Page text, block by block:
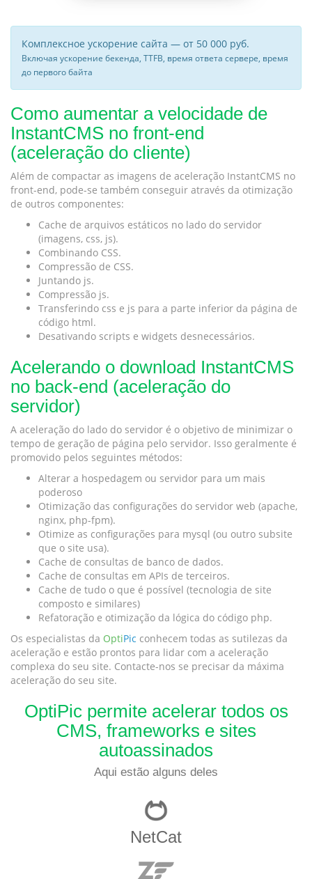
Комплексное ускорение сайта — от 50 000 руб.
Включая ускорение бекенда, TTFB, время ответа сервере, время
до первого байта
Como aumentar a velocidade de
InstantCMS no front-end
(aceleração do cliente)
Além de compactar as imagens de aceleração InstantCMS no
front-end, pode-se também conseguir através da otimização
de outros componentes:
Cache de arquivos estáticos no lado do servidor
(imagens, css, js).
Combinando CSS.
Compressão de CSS.
Juntando js.
Compressão js.
Transferindo css e js para a parte inferior da página de
código html.
Desativando scripts e widgets desnecessários.
Acelerando o download InstantCMS
no back-end (aceleração do
servidor)
A aceleração do lado do servidor é o objetivo de minimizar o
tempo de geração de página pelo servidor. Isso geralmente é
promovido pelos seguintes métodos:
Alterar a hospedagem ou servidor para um mais
poderoso
Otimização das configurações do servidor web (apache,
nginx, php-fpm).
Otimize as configurações para mysql (ou outro subsite
que o site usa).
Cache de consultas de banco de dados.
Cache de consultas em APIs de terceiros.
Cache de tudo o que é possível (tecnologia de site
composto e similares)
Refatoração e otimização da lógica do código php.
Os especialistas da OptiPic conhecem todas as sutilezas da
aceleração e estão prontos para lidar com a aceleração
complexa do seu site. Contacte-nos se precisar da máxima
aceleração do seu site.
OptiPic permite acelerar todos os
CMS, frameworks e sites
autoassinados
Aqui estão alguns deles
NetCat